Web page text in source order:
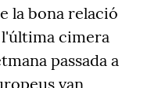
la bona relació
cimera
passada a
van